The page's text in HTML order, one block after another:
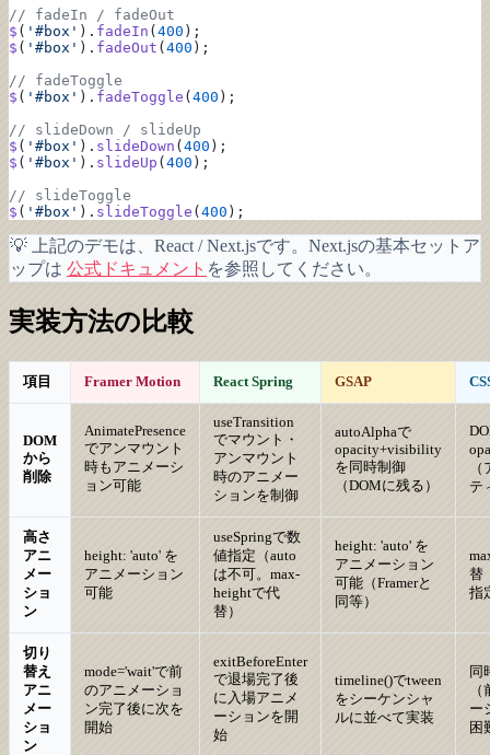
// fadeIn / fadeOut
$ ( '#box' ). fadeIn (400 );
$ ( '#box' ). fadeOut (400 );
// fadeToggle
$ ( '#box' ). fadeToggle (400 );
// slideDown / slideUp
$ ( '#box' ). slideDown (400 );
$ ( '#box' ). slideUp (400 );
// slideToggle
$ ( '#box' ). slideToggle (400 );
💡 上記のデモは、React / Next.jsです。Next.jsの基本セットア
ップは 公式ドキュメント を参照してください。
実装方法の比較
項目 Framer Motion React Spring GSAP
DOM
から
削除
AnimatePresence
でアンマウント
時もアニメーシ
ョン可能
useTransition
でマウント・
アンマウント
時のアニメー
ションを制御
autoAlphaで
opacity+visibility
を同時制御
（DOMに残る）
テ
高さ
アニ
メー
ショ
ン
height: 'auto' を
アニメーション
可能
useSpringで数
値指定（auto
は不可。max-
heightで代
替）
height: 'auto' を
アニメーション
可能（Framerと
同等）
替
指
切り
替え
アニ
メー
ショ
ン
mode='wait'で前
のアニメーショ
ン完了後に次を
開始
exitBeforeEnter
で退場完了後
に入場アニメ
ーションを開
始
timeline()でtween
をシーケンシャ
ルに並べて実装
同
ー
困